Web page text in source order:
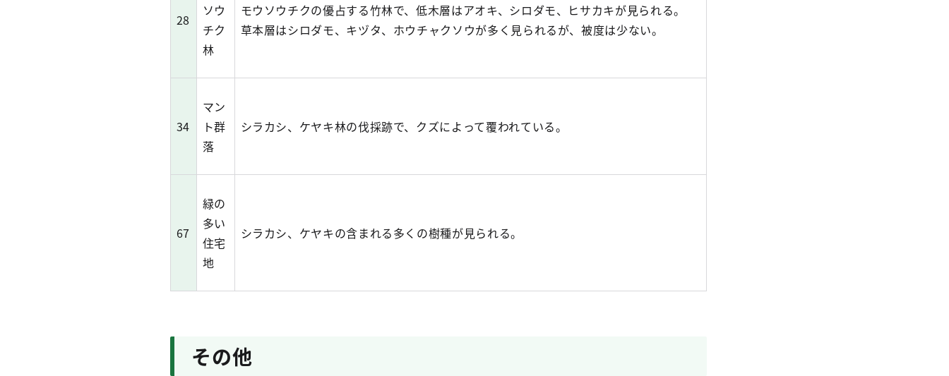
28
ソウ
チク
林
モウソウチクの優占する竹林で、低木層はアオキ、シロダモ、ヒサカキが見られる。
草本層はシロダモ、キヅタ、ホウチャクソウが多く見られるが、被度は少ない。
34
マン
ト群
落
シラカシ、ケヤキ林の伐採跡で、クズによって覆われている。
67
緑の
多い
住宅
地
シラカシ、ケヤキの含まれる多くの樹種が見られる。
その他